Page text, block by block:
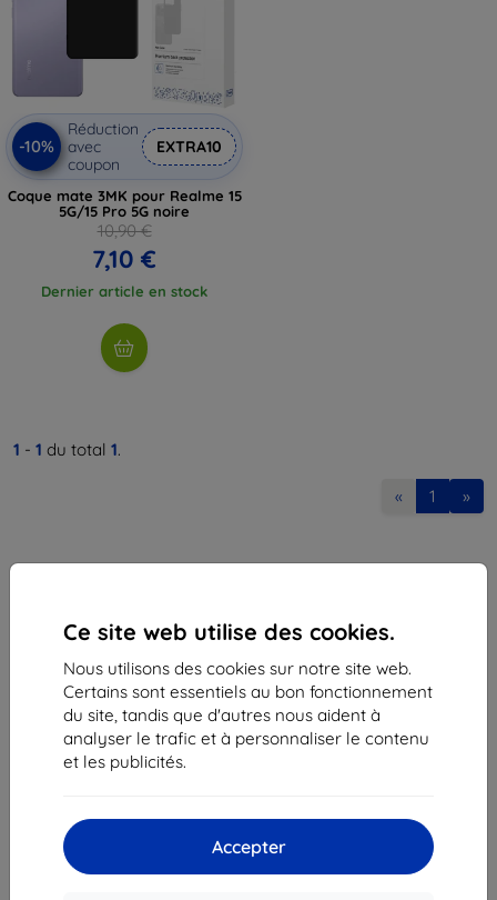
Ce site web utilise des cookies.
Nous utilisons des cookies sur notre site web.
Certains sont essentiels au bon fonctionnement
du site, tandis que d'autres nous aident à
analyser le trafic et à personnaliser le contenu
et les publicités.
Accepter
-10%
Réduction
avec
coupon
EXTRA10
Coque mate 3MK pour Realme 15
5G/15 Pro 5G noire
10,90 €
7,10 €
Dernier article en stock
1 - 1 du total 1.
« 1 »
Shield-Sk s.r.o.
Ulica Rudolfa Mocka 3750/2A
841 04 Bratislava
Numéro d’identification d’entreprise :
Contacts